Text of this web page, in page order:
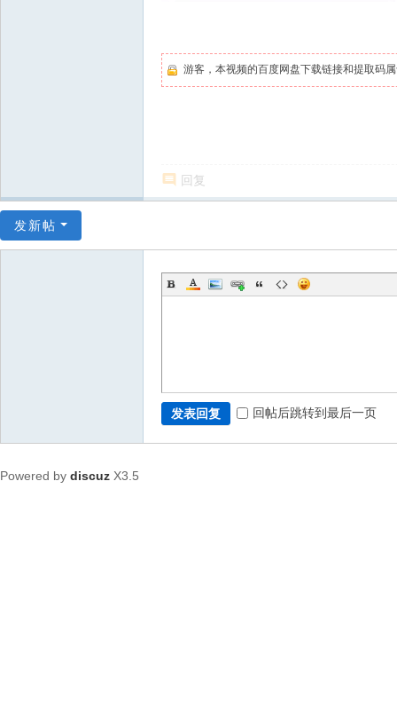
游客，本视频的百度网盘下载链接和提取码
回复
发新帖
发表回复 回帖后跳转到最后一页
Powered by discuz X3.5